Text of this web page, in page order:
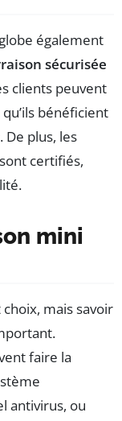
également
sécurisée
clients peuvent
bénéficient
De plus, les
certifiés,
mini
mais savoir
faire la
antivirus, ou